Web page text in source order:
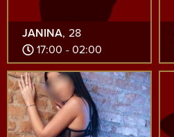
JANINA, 28
17:00 - 02:00